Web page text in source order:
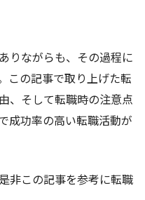
りながらも、その過程に
この記事で取り上げた転
、そして転職時の注意点
成功率の高い転職活動が
非この記事を参考に転職